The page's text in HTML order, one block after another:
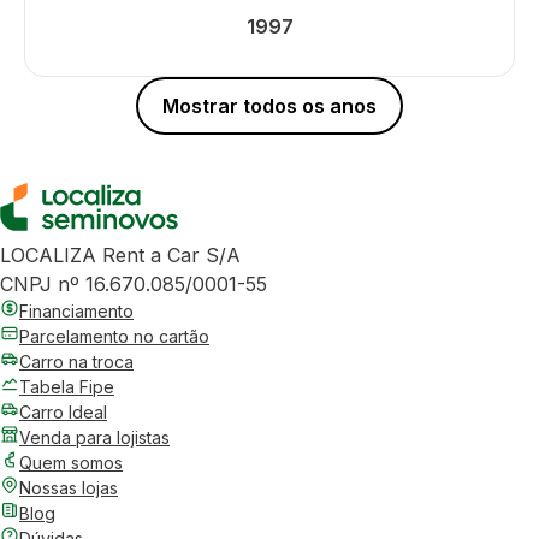
1997
Mostrar todos os anos
LOCALIZA Rent a Car S/A
CNPJ nº 16.670.085/0001-55
Financiamento
Parcelamento no cartão
Carro na troca
Tabela Fipe
Carro Ideal
Venda para lojistas
Quem somos
Nossas lojas
Blog